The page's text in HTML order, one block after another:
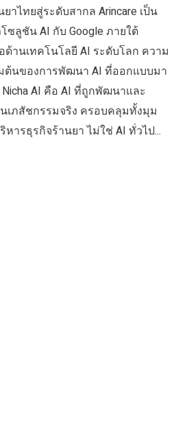
าไทยสู่ระดับสากล Arincare เป็น
ลูชัน AI กับ Google ภายใต้
านเทคโนโลยี AI ระดับโลก ความ
ต้นของการพัฒนา AI ที่ออกแบบมา
AI คือ AI ที่ถูกพัฒนาและ
เภสัชกรรมจริง ครอบคลุมทั้งมุม
ารธุรกิจร้านยา ไม่ใช่ AI ทั่วไป...